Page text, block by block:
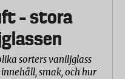
– stora
sorters vaniljglass
smak, och hur